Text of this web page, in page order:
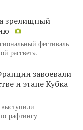
зрелищный
фестиваль
рассвет».
завоевали
и этапе Кубка
рафтингу